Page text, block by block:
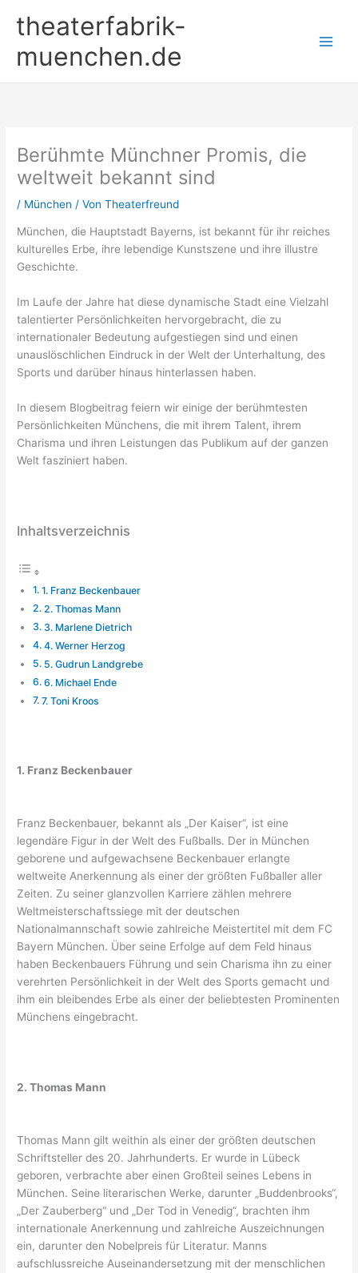
Inhalttheaterfabrik-
muenchen.de
Berühmte Münchner Promis, die
weltweit bekannt sind
/ München / VonTheaterfreund
München, die Hauptstadt Bayerns, ist bekannt für ihr reiches
kulturelles Erbe, ihre lebendige Kunstszene und ihre illustre
Geschichte.
Im Laufe der Jahre hat diese dynamische Stadt eine Vielzahl
talentierter Persönlichkeiten hervorgebracht, die zu
internationaler Bedeutung aufgestiegen sind und einen
unauslöschlichen Eindruck in der Welt der Unterhaltung, des
Sports und darüber hinaus hinterlassen haben.
In diesem Blogbeitrag feiern wir einige der berühmtesten
Persönlichkeiten Münchens, die mit ihrem Talent, ihrem
Charisma und ihren Leistungen das Publikum auf der ganzen
Welt fasziniert haben.
Inhaltsverzeichnis
1. Franz Beckenbauer
2. Thomas Mann
3. Marlene Dietrich
4. Werner Herzog
5. Gudrun Landgrebe
6. Michael Ende
7. Toni Kroos
1. Franz Beckenbauer
Franz Beckenbauer, bekannt als „Der Kaiser“, ist eine
legendäre Figur in der Welt des Fußballs. Der in München
geborene und aufgewachsene Beckenbauer erlangte
weltweite Anerkennung als einer der größten Fußballer aller
Zeiten. Zu seiner glanzvollen Karriere zählen mehrere
Weltmeisterschaftssiege mit der deutschen
Nationalmannschaft sowie zahlreiche Meistertitel mit dem FC
Bayern München. Über seine Erfolge auf dem Feld hinaus
haben Beckenbauers Führung und sein Charisma ihn zu einer
verehrten Persönlichkeit in der Welt des Sports gemacht und
ihm ein bleibendes Erbe als einer der beliebtesten Prominenten
Münchens eingebracht.
2. Thomas Mann
Thomas Mann gilt weithin als einer der größten deutschen
Schriftsteller des 20. Jahrhunderts. Er wurde in Lübeck
geboren, verbrachte aber einen Großteil seines Lebens in
München. Seine literarischen Werke, darunter „Buddenbrooks“,
„Der Zauberberg“ und „Der Tod in Venedig“, brachten ihm
internationale Anerkennung und zahlreiche Auszeichnungen
ein, darunter den Nobelpreis für Literatur. Manns
aufschlussreiche Auseinandersetzung mit der menschlichen